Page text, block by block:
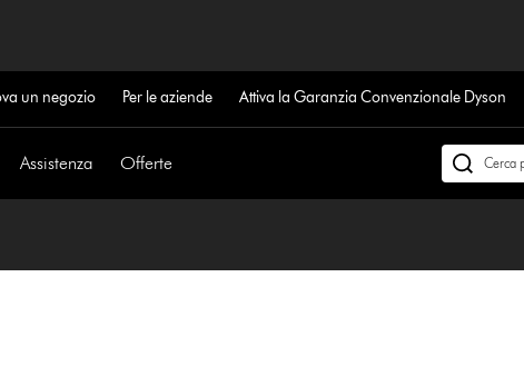
un negozio Per le aziende Attiva la Garanzia Convenzionale Dyson
Assistenza Offerte
Cerca